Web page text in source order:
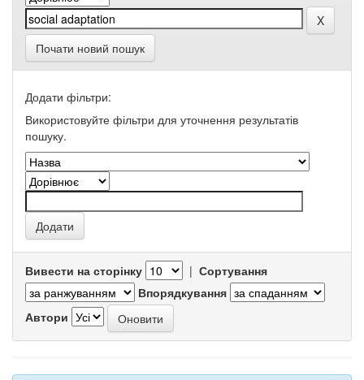
Почати новий пошук
Додати фільтри:
Використовуйте фільтри для уточнення результатів
пошуку.
Вивести на сторінку | Сортування
Впорядкування
Автори